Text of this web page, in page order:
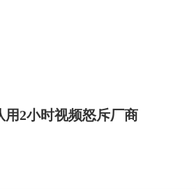
2小时视频怒斥厂商